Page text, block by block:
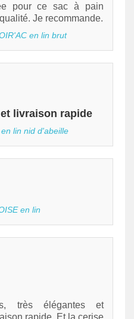
pour ce sac à pain
Je recommande.
en lin brut
livraison rapide
lin nid d'abeille
en lin
très élégantes et
rapide. Et la cerise